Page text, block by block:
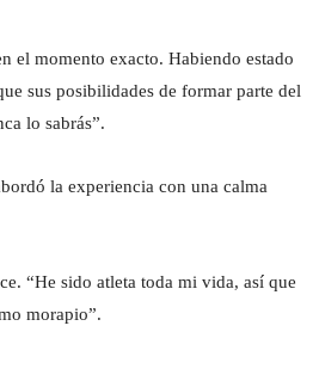
el momento exacto. Habiendo estado
sus posibilidades de formar parte del
lo sabrás”.
la experiencia con una calma
“He sido atleta toda mi vida, así que
morapio”.